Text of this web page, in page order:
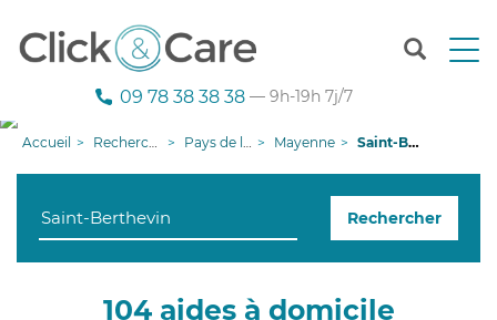
T
n
g
09 78 38 38 38 — 9h-19h 7j/7
Accueil Recherche aide à domicile Pays de la Loire Mayenne Saint-Berthevin
Rechercher
104 aides à domicile